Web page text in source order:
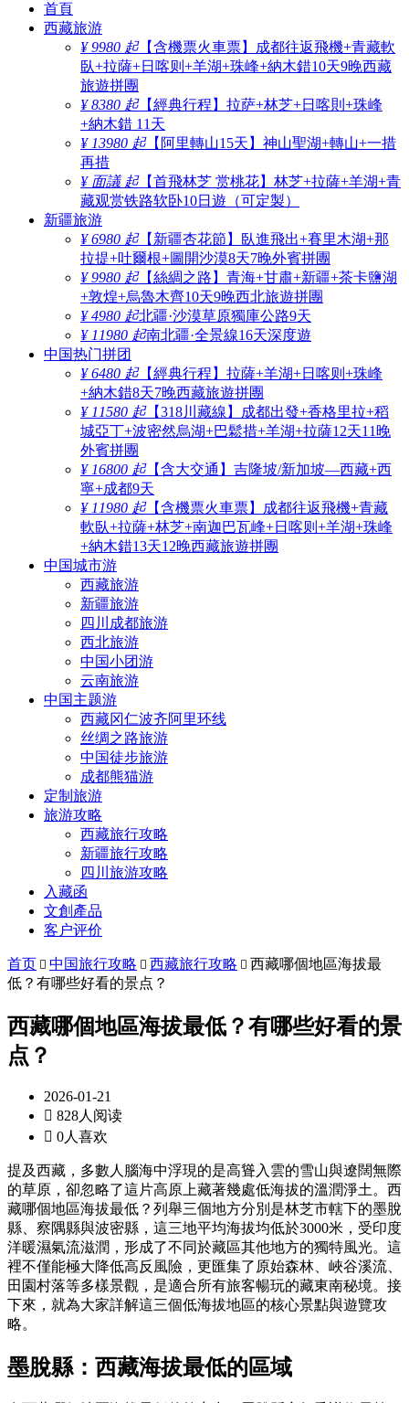
首頁
西藏旅游
¥ 9980 起【含機票火車票】成都往返飛機+青藏軟
臥+拉薩+日喀则+羊湖+珠峰+納木錯10天9晚西藏
旅遊拼團
¥ 8380 起【經典行程】拉萨+林芝+日喀則+珠峰
+納木錯 11天
¥ 13980 起【阿里轉山15天】神山聖湖+轉山+一措
再措
¥ 面議 起【首飛林芝 赏桃花】林芝+拉薩+羊湖+青
藏观赏铁路软卧10日遊（可定製）
新疆旅游
¥ 6980 起【新疆杏花節】臥進飛出+賽里木湖+那
拉提+吐爾根+圖開沙漠8天7晚外賓拼團
¥ 9980 起【絲綢之路】青海+甘肅+新疆+茶卡鹽湖
+敦煌+烏魯木齊10天9晚西北旅遊拼團
¥ 4980 起北疆·沙漠草原獨庫公路9天
¥ 11980 起南北疆·全景線16天深度遊
中国热门拼团
¥ 6480 起【經典行程】拉薩+羊湖+日喀则+珠峰
+納木錯8天7晚西藏旅遊拼團
¥ 11580 起【318川藏線】成都出發+香格里拉+稻
城亞丁+波密然烏湖+巴鬆措+羊湖+拉薩12天11晚
外賓拼團
¥ 16800 起【含大交通】吉隆坡/新加坡—西藏+西
寧+成都9天
¥ 11980 起【含機票火車票】成都往返飛機+青藏
軟臥+拉薩+林芝+南迦巴瓦峰+日喀则+羊湖+珠峰
+納木錯13天12晚西藏旅遊拼團
中国城市游
西藏旅游
新疆旅游
四川成都旅游
西北旅游
中国小团游
云南旅游
中国主题游
西藏冈仁波齐阿里环线
丝绸之路旅游
中国徒步旅游
成都熊猫游
定制旅游
旅游攻略
西藏旅行攻略
新疆旅行攻略
四川旅游攻略
入藏函
文創產品
客户评价
首页  中国旅行攻略  西藏旅行攻略  西藏哪個地區海拔最
低？有哪些好看的景点？
西藏哪個地區海拔最低？有哪些好看的景
点？
2026-01-21
 828人阅读
 0人喜欢
提及西藏，多數人腦海中浮現的是高聳入雲的雪山與遼闊無際
的草原，卻忽略了這片高原上藏著幾處低海拔的溫潤淨土。西
藏哪個地區海拔最低？列舉三個地方分別是林芝市轄下的墨脫
縣、察隅縣與波密縣，這三地平均海拔均低於3000米，受印度
洋暖濕氣流滋潤，形成了不同於藏區其他地方的獨特風光。這
裡不僅能極大降低高反風險，更匯集了原始森林、峽谷溪流、
田園村落等多樣景觀，是適合所有旅客暢玩的藏東南秘境。接
下來，就為大家詳解這三個低海拔地區的核心景點與遊覽攻
略。
墨脫縣：西藏海拔最低的區域